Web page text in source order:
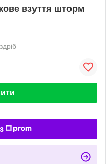
взуття шторм